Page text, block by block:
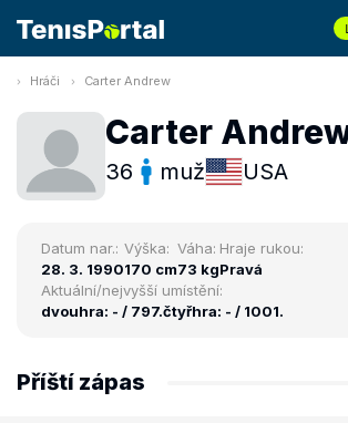
Hráči Carter Andrew
Carter
36 muž USA
Datum nar.:
28. 3. 1990
Výška:
170 cm
Váha:
73 kg
Hraje rukou:
Pravá
Aktuální/nejvyšší umístění:
dvouhra: - / 797.čtyřhra: - / 1001.
Příští zápas